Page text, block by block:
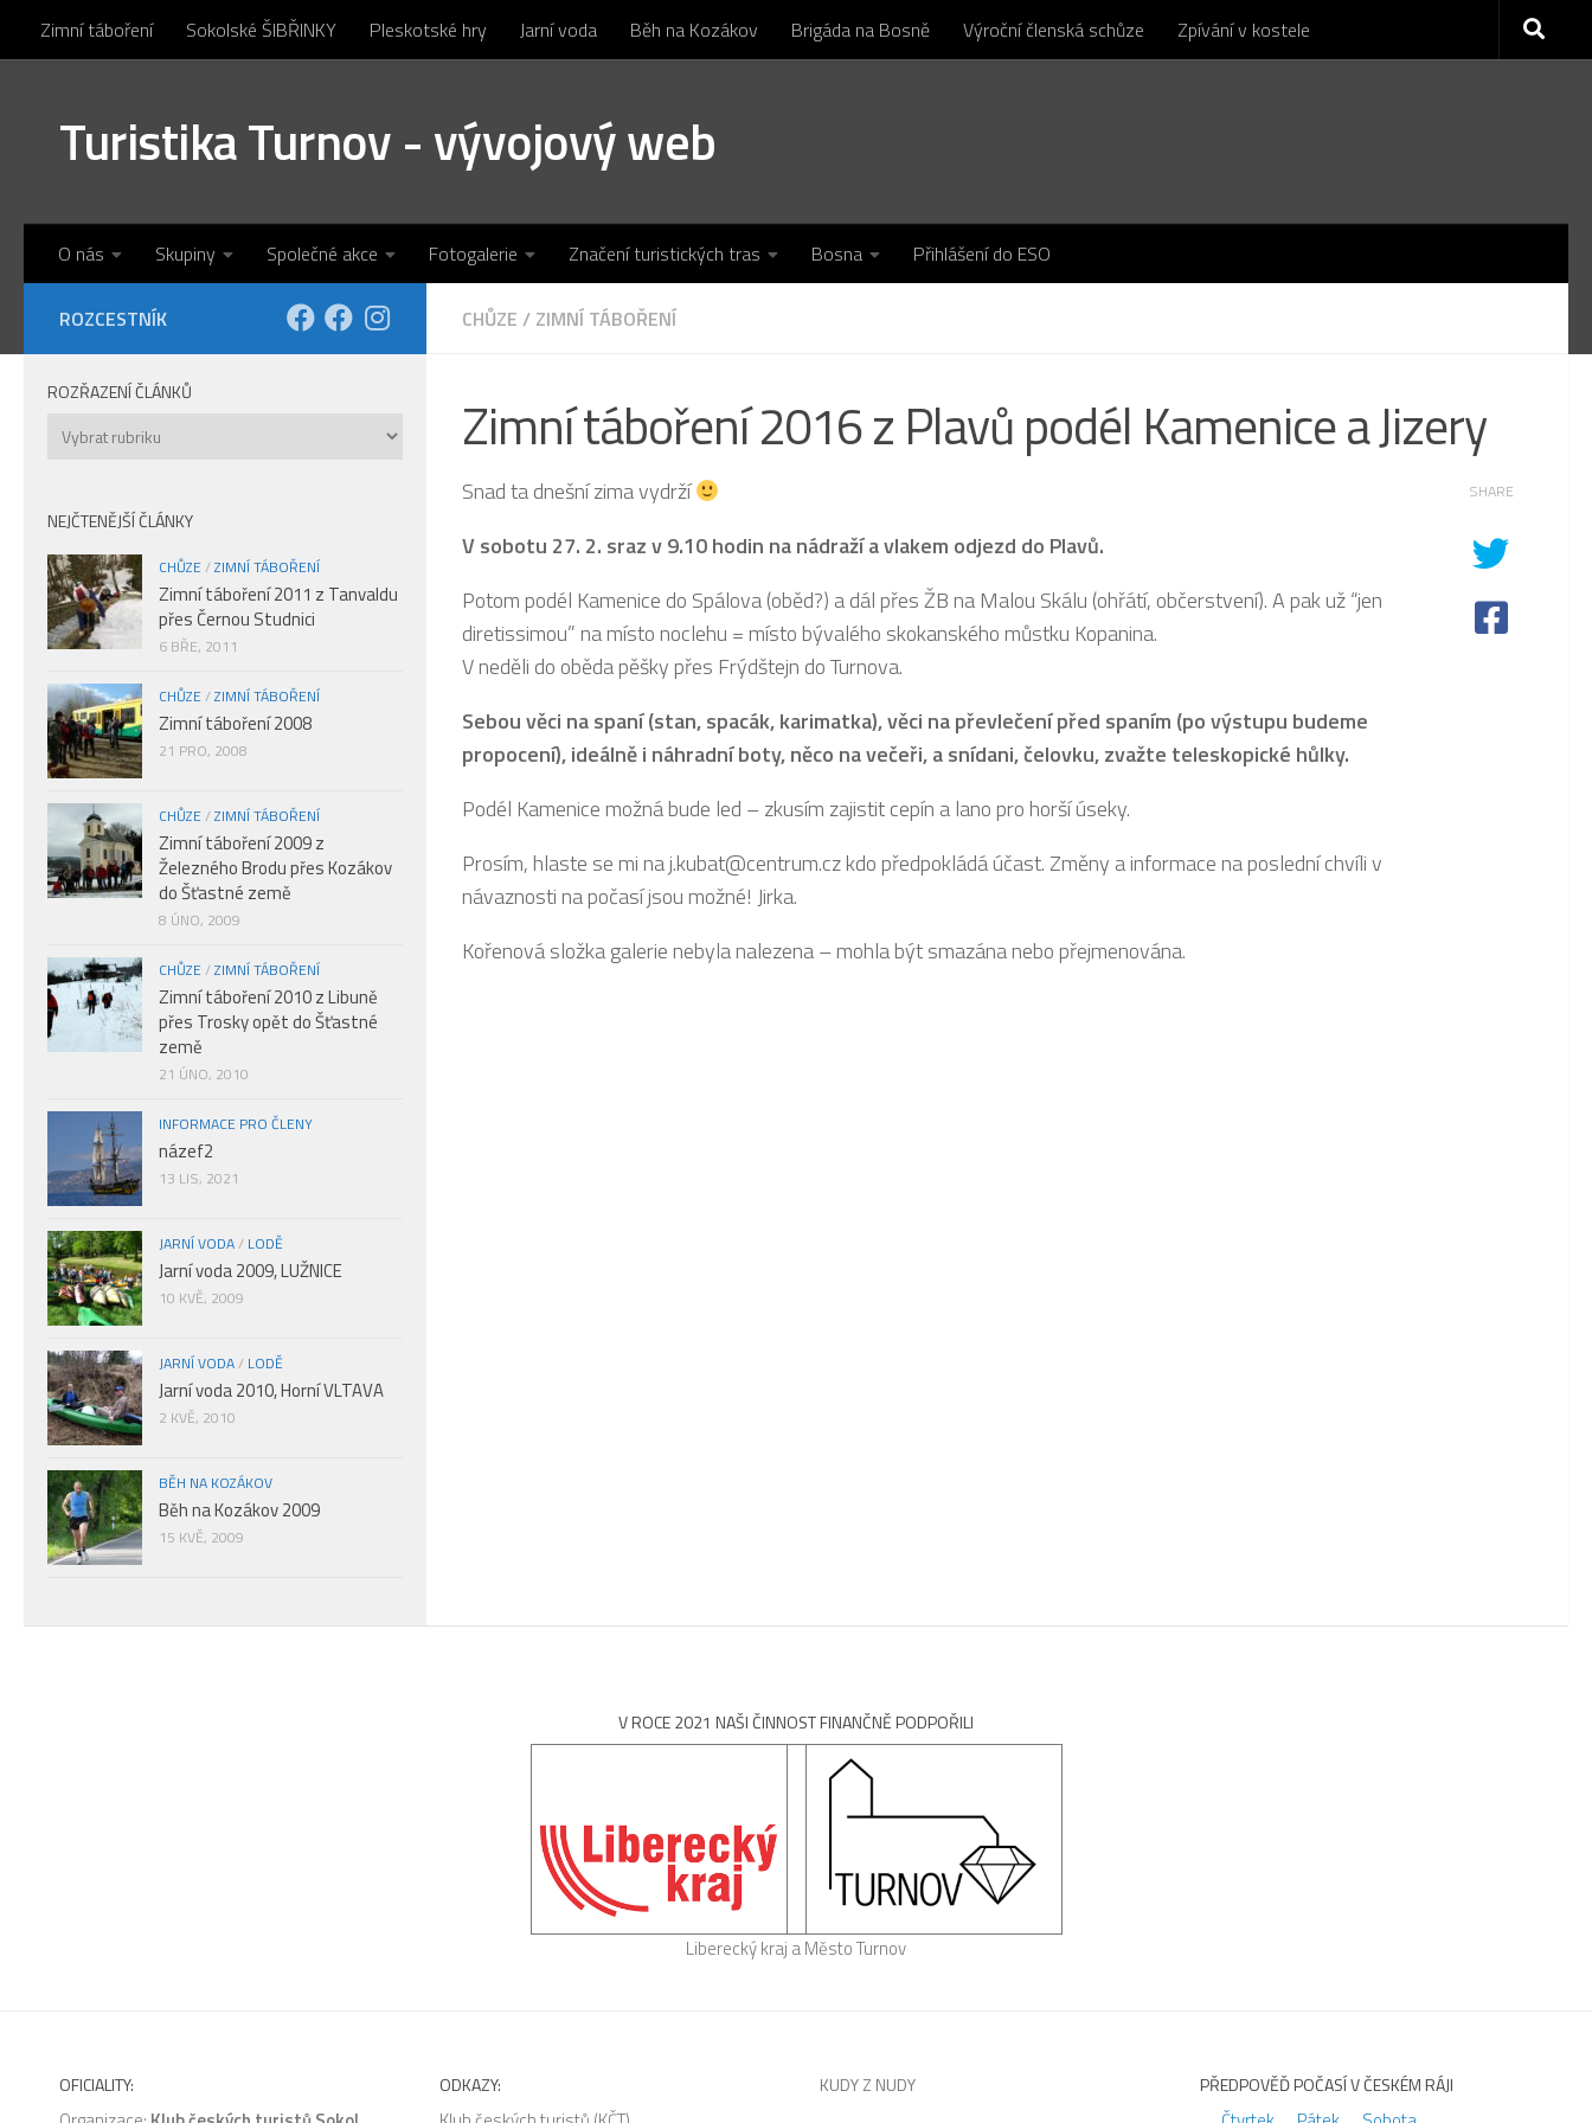
Skip to content
Zimní táboření Sokolské ŠIBŘINKY Pleskotské hry Jarní voda Běh na Kozákov Brigáda na Bosně Výroční členská schůze Zpívání v kostele
Turistika Turnov - vývojový web
O nás Skupiny Společné akce Fotogalerie Značení turistických tras Bosna Přihlášení do ESO
CHŮZE / ZIMNÍ TÁBOŘENÍ
Zimní táboření 2016 z Plavů podél Kamenice a Jizery
Snad ta dnešní zima vydrží
V sobotu 27. 2. sraz v 9.10 hodin na nádraží a vlakem odjezd do Plavů.
Potom podél Kamenice do Spálova (oběd?) a dál přes ŽB na Malou Skálu (ohřátí, občerstvení). A pak už “jen
diretissimou” na místo noclehu = místo bývalého skokanského můstku Kopanina.
V neděli do oběda pěšky přes Frýdštejn do Turnova.
Sebou věci na spaní (stan, spacák, karimatka), věci na převlečení před spaním (po výstupu budeme
propocení), ideálně i náhradní boty, něco na večeři, a snídani, čelovku, zvažte teleskopické hůlky.
Podél Kamenice možná bude led – zkusím zajistit cepín a lano pro horší úseky.
Prosím, hlaste se mi naj.kubat@centrum.czkdo předpokládá účast. Změny a informace na poslední chvíli v
návaznosti na počasí jsou možné! Jirka.
Kořenová složka galerie nebyla nalezena – mohla být smazána nebo přejmenována.
SHARE
ROZCESTNÍK
ROZŘAZENÍ ČLÁNKŮ
Rozřazení
článků
NEJČTENĚJŠÍ ČLÁNKY
CHŮZE/ZIMNÍ TÁBOŘENÍ
Zimní táboření 2011 z Tanvaldu
přes Černou Studnici
6 BŘE, 2011
CHŮZE/ZIMNÍ TÁBOŘENÍ
Zimní táboření 2008
21 PRO, 2008
CHŮZE/ZIMNÍ TÁBOŘENÍ
Zimní táboření 2009 z
Železného Brodu přes Kozákov
do Šťastné země
8 ÚNO, 2009
CHŮZE/ZIMNÍ TÁBOŘENÍ
Zimní táboření 2010 z Libuně
přes Trosky opět do Šťastné
země
21 ÚNO, 2010
INFORMACE PRO ČLENY
názef2
13 LIS, 2021
JARNÍ VODA/ LODĚ
Jarní voda 2009, LUŽNICE
10 KVĚ, 2009
JARNÍ VODA/ LODĚ
Jarní voda 2010, Horní VLTAVA
2 KVĚ, 2010
BĚH NA KOZÁKOV
Běh na Kozákov 2009
15 KVĚ, 2009
V ROCE 2021 NAŠI ČINNOST FINANČNĚ PODPOŘILI
Liberecký kraj a Město Turnov
OFICIALITY: ODKAZY: KUDY Z NUDY PŘEDPOVĚĎ POČASÍ V ČESKÉM RÁJI